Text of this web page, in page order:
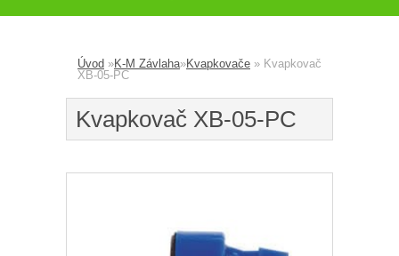
Úvod »K-M Závlaha»Kvapkovače » Kvapkovač
XB-05-PC
Kvapkovač XB-05-PC